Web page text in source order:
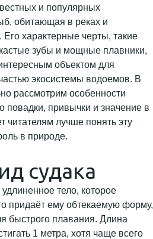
и популярных
обитающая в реках и
характерные черты, такие
зубы и мощные плавники,
объектом для
экосистемы водоемов. В
рассмотрим особенности
повадки, привычки и значение в
читателям лучше понять эту
в природе.
судака
тело, которое
придаёт ему обтекаемую форму,
быстрого плавания. Длина
1 метра, хотя чаще всего